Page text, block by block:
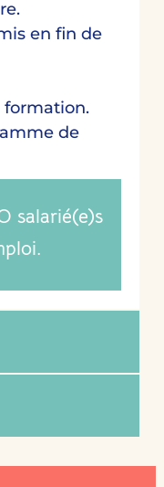
en fin de
formation.
de
salarié(e)s